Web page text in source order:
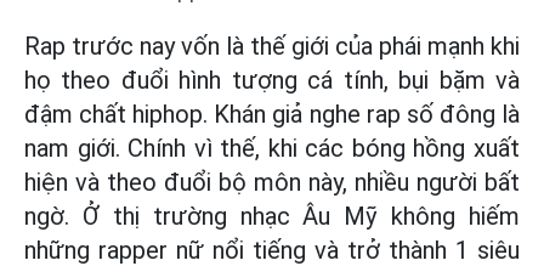
Rap trước nay vốn là thế giới của phái mạnh khi
họ theo đuổi hình tượng cá tính, bụi bặm và
đậm chất hiphop. Khán giả nghe rap số đông là
nam giới. Chính vì thế, khi các bóng hồng xuất
hiện và theo đuổi bộ môn này, nhiều người bất
ngờ. Ở thị trường nhạc Âu Mỹ không hiếm
những rapper nữ nổi tiếng và trở thành 1 siêu